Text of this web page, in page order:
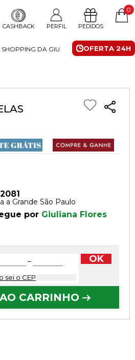
CASHBACK PERFIL PEDIDOS
0
OFERTA 24H
SHOPPING DA GIU
a Grande São Paulo
por Giuliana Flores
−
sei o CEP
OK
CARRINHO